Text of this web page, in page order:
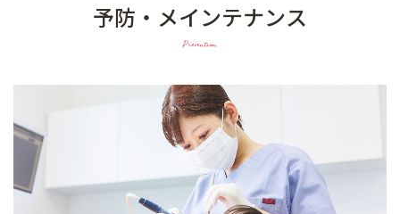
予防・メインテナンス
Prevention
インプラントによる治療
審美的治療
予防・メインテナンス